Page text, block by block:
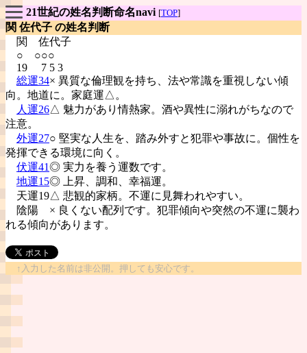
21世紀の姓名判断命名navi [TOP]
関 佐代子 の姓名判断
関 佐代子
○ ○○○
19 7 5 3
総運34× 異質な倫理観を持ち、法や常識を重視しない傾
向。地道に。家庭運△。
人運26△ 魅力があり情熱家。酒や異性に溺れがちなので
注意。
外運27○ 堅実な人生を、踏み外すと犯罪や事故に。個性を
発揮できる環境に向く。
伏運41◎ 実力を養う運数です。
地運15◎ 上昇、調和、幸福運。
天運19△ 悲観的家柄。不運に見舞われやすい。
陰陽 × 良くない配列です。犯罪傾向や突然の不運に襲わ
れる傾向があります。
↑入力した名前は非公開。押しても安心です。